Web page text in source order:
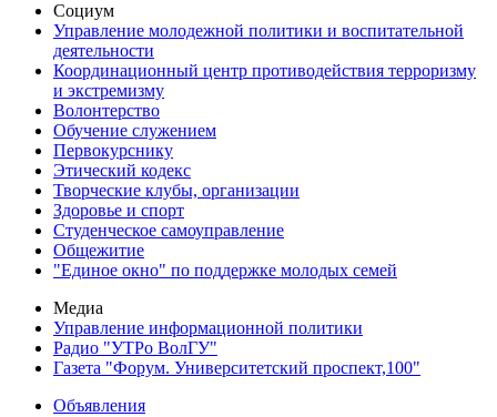
Социум
Управление молодежной политики и воспитательной
деятельности
Координационный центр противодействия терроризму
и экстремизму
Волонтерство
Обучение служением
Первокурснику
Этический кодекс
Творческие клубы, организации
Здоровье и спорт
Студенческое самоуправление
Общежитие
"Единое окно" по поддержке молодых семей
Медиа
Управление информационной политики
Радио "УТРо ВолГУ"
Газета "Форум. Университетский проспект,100"
Объявления